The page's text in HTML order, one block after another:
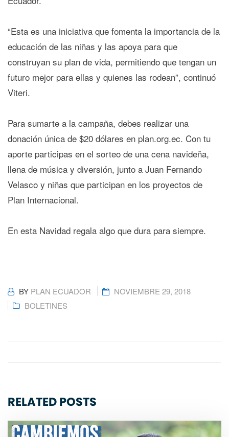
“Esta es una iniciativa que fomenta la importancia de la
educación de las niñas y las apoya para que
construyan su plan de vida, permitiendo que tengan un
futuro mejor para ellas y quienes las rodean”, continuó
Viteri.
Para sumarte a la campaña, debes realizar una
donación única de $20 dólares en plan.org.ec. Con tu
aporte participas en el sorteo de una cena navideña,
llena de música y diversión, junto a Juan Fernando
Velasco y niñas que participan en los proyectos de
Plan Internacional.
En esta Navidad regala algo que dura para siempre.
BY PLAN ECUADOR
NOVIEMBRE 29, 2018
BOLETINES
RELATED POSTS